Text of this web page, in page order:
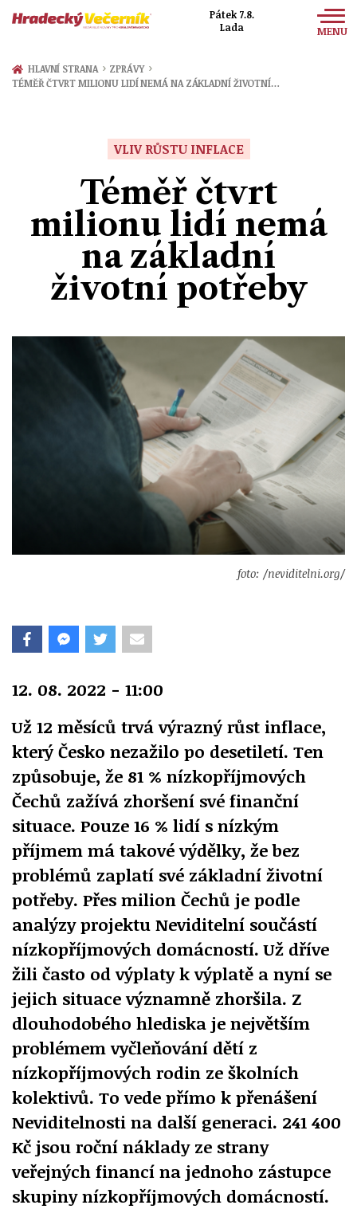
Pátek 7.8.
Lada
MENU
Zprávy
HLAVNÍ STRANA › ZPRÁVY ›
TÉMĚŘ ČTVRT MILIONU LIDÍ NEMÁ NA ZÁKLADNÍ ŽIVOTNÍ…
VLIV RŮSTU INFLACE
Téměř čtvrt
milionu lidí nemá
na základní
životní potřeby
foto: /neviditelni.org/
12. 08. 2022 - 11:00
Už 12 měsíců trvá výrazný růst inflace,
který Česko nezažilo po desetiletí. Ten
způsobuje, že 81 % nízkopříjmových
Čechů zažívá zhoršení své finanční
situace. Pouze 16 % lidí s nízkým
příjmem má takové výdělky, že bez
problémů zaplatí své základní životní
potřeby. Přes milion Čechů je podle
analýzy projektu Neviditelní součástí
nízkopříjmových domácností. Už dříve
žili často od výplaty k výplatě a nyní se
jejich situace významně zhoršila. Z
dlouhodobého hlediska je největším
problémem vyčleňování dětí z
nízkopříjmových rodin ze školních
kolektivů. To vede přímo k přenášení
Neviditelnosti na další generaci. 241 400
Kč jsou roční náklady ze strany
veřejných financí na jednoho zástupce
skupiny nízkopříjmových domácností.